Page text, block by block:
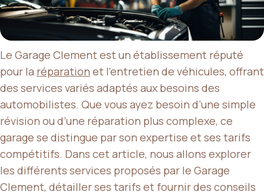
Le Garage Clement est un établissement réputé
pour la réparation et l’entretien de véhicules, offrant
des services variés adaptés aux besoins des
automobilistes. Que vous ayez besoin d’une simple
révision ou d’une réparation plus complexe, ce
garage se distingue par son expertise et ses tarifs
compétitifs. Dans cet article, nous allons explorer
les différents services proposés par le Garage
Clement, détailler ses tarifs et fournir des conseils